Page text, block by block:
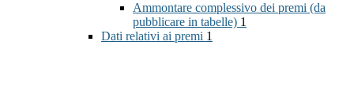
Ammontare complessivo dei premi (da
pubblicare in tabelle) 1
Dati relativi ai premi 1